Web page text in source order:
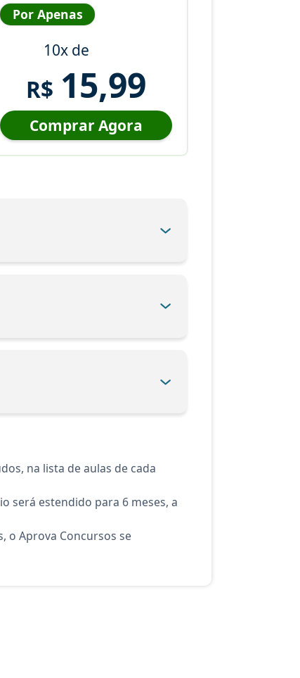
Por Apenas
10x de
R$ 15,99
Comprar Agora
na lista de aulas de cada
será estendido para 6 meses, a
o Aprova Concursos se